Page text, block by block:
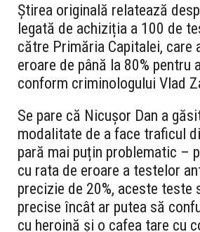
Știrea originală relatează
legată de achiziția a 100 de
către Primăria Capitalei, care
eroare de până la 80% pentru
conform criminologului Vlad
Se pare că Nicușor Dan a
modalitate de a face traficul
pară mai puțin problematic –
cu rata de eroare a testelor
precizie de 20%, aceste teste
precise încât ar putea să
cu heroină și o cafea tare cu